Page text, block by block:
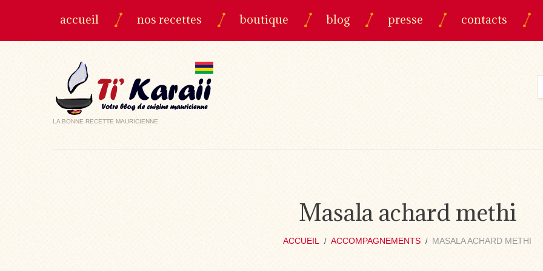
accueil nos recettes boutique blog presse contacts
LA BONNE RECETTE MAURICIENNE
Masala achard methi
ACCUEIL ACCOMPAGNEMENTS MASALA ACHARD METHI